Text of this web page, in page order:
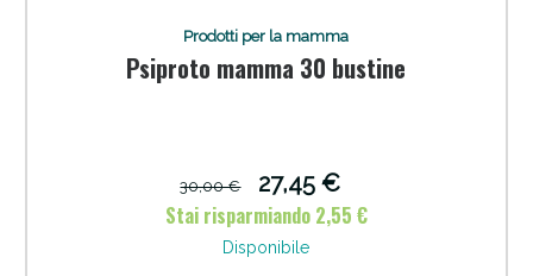
Prodotti per la mamma
Psiproto mamma 30 bustine
30,00 €
27,45 €
Stai risparmiando 2,55 €
Disponibile